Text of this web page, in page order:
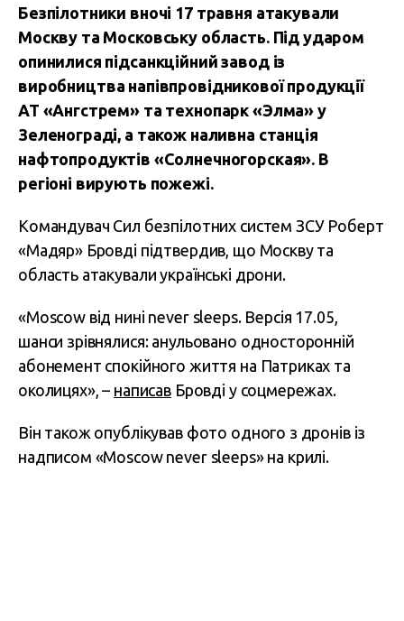
Безпілотники вночі 17 травня атакували
Москву та Московську область. Під ударом
опинилися підсанкційний завод із
виробництва напівпровідникової продукції
АТ «Ангстрем» та технопарк «Элма» у
Зеленограді, а також наливна станція
нафтопродуктів «Солнечногорская». В
регіоні вирують пожежі.
Командувач Сил безпілотних систем ЗСУ Роберт
«Мадяр» Бровді підтвердив, що Москву та
область атакували українські дрони.
«Moscow від нині never sleeps. Версія 17.05,
шанси зрівнялися: анульовано односторонній
абонемент спокійного життя на Патриках та
околицях», – написав Бровді у соцмережах.
Він також опублікував фото одного з дронів із
надписом «Moscow never sleeps» на крилі.